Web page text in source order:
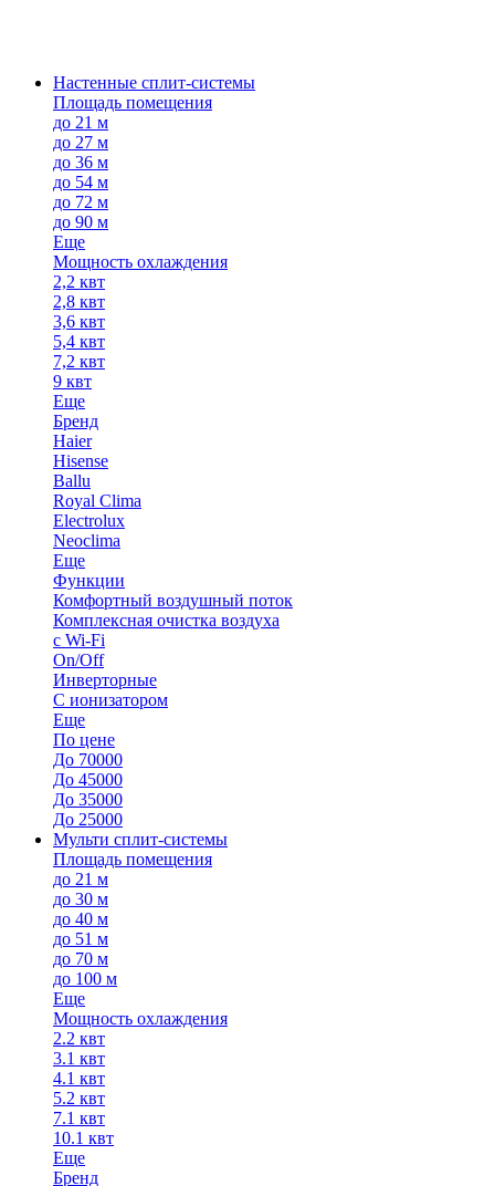
Настенные сплит-системы
Площадь помещения
до 21 м
до 27 м
до 36 м
до 54 м
до 72 м
до 90 м
Еще
Мощность охлаждения
2,2 квт
2,8 квт
3,6 квт
5,4 квт
7,2 квт
9 квт
Еще
Бренд
Haier
Hisense
Ballu
Royal Clima
Electrolux
Neoclima
Еще
Функции
Комфортный воздушный поток
Комплексная очистка воздуха
с Wi-Fi
On/Off
Инверторные
С ионизатором
Еще
По цене
До 70000
До 45000
До 35000
До 25000
Мульти сплит-системы
Площадь помещения
до 21 м
до 30 м
до 40 м
до 51 м
до 70 м
до 100 м
Еще
Мощность охлаждения
2.2 квт
3.1 квт
4.1 квт
5.2 квт
7.1 квт
10.1 квт
Еще
Бренд